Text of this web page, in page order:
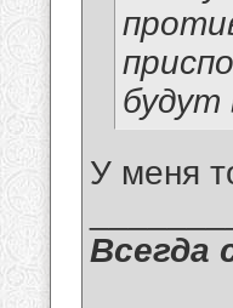
будут
У меня
Всегда